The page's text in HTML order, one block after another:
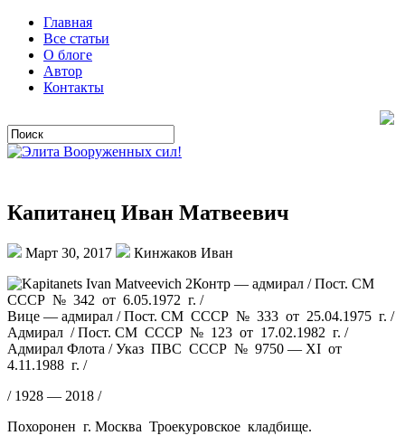
Главная
Все статьи
О блоге
Автор
Контакты
Капитанец Иван Матвеевич
Март 30, 2017
Кинжаков Иван
Контр — адмирал / Пост. СМ
СССР № 342 от 6.05.1972 г. /
Вице — адмирал / Пост. СМ СССР № 333 от 25.04.1975 г. /
Адмирал / Пост. СМ СССР № 123 от 17.02.1982 г. /
Адмирал Флота / Указ ПВС СССР № 9750 — XI от
4.11.1988 г. /
/ 1928 — 2018 /
Похоронен г. Москва Троекуровское кладбище.